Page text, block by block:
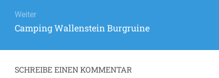
Weiter
Nächster
Camping Wallenstein Burgruine
SCHREIBE EINEN KOMMENTAR